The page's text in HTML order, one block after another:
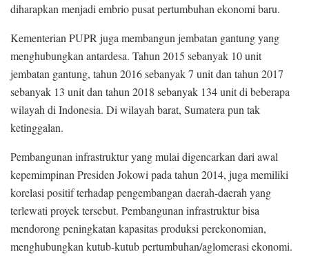
diharapkan menjadi embrio pusat pertumbuhan ekonomi baru.
Kementerian PUPR juga membangun jembatan gantung yang
menghubungkan antardesa. Tahun 2015 sebanyak 10 unit
jembatan gantung, tahun 2016 sebanyak 7 unit dan tahun 2017
sebanyak 13 unit dan tahun 2018 sebanyak 134 unit di beberapa
wilayah di Indonesia. Di wilayah barat, Sumatera pun tak
ketinggalan.
Pembangunan infrastruktur yang mulai digencarkan dari awal
kepemimpinan Presiden Jokowi pada tahun 2014, juga memiliki
korelasi positif terhadap pengembangan daerah-daerah yang
terlewati proyek tersebut. Pembangunan infrastruktur bisa
mendorong peningkatan kapasitas produksi perekonomian,
menghubungkan kutub-kutub pertumbuhan/aglomerasi ekonomi.